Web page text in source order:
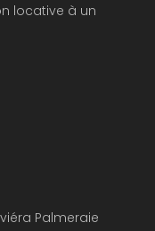
locative à un
Palmeraie